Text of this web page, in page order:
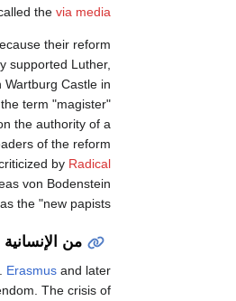
the via media
their reform
supported Luther,
Castle in
the term "magister"
the authority of a
of the reform
by Radical
von Bodenstein
the "new papists".
من الإنسانية
Erasmus and later
The crisis of